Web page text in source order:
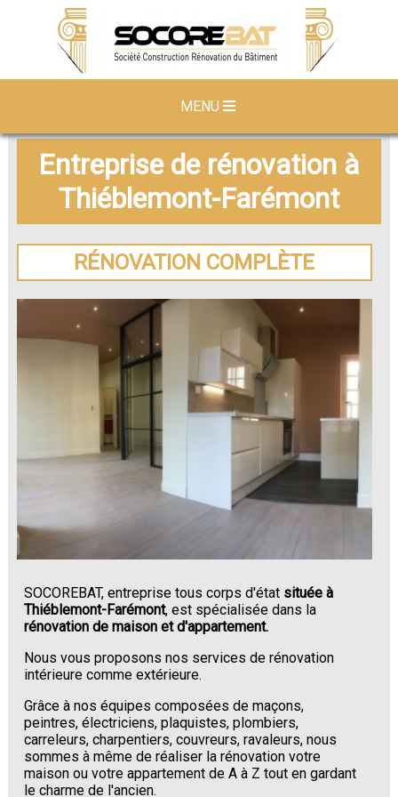
MENU
Entreprise de rénovation à
Thiéblemont-Farémont
RÉNOVATION COMPLÈTE
SOCOREBAT, entreprise tous corps d'état située à
Thiéblemont-Farémont, est spécialisée dans la
rénovation de maison et d'appartement.
Nous vous proposons nos services de rénovation
intérieure comme extérieure.
Grâce à nos équipes composées de maçons,
peintres, électriciens, plaquistes, plombiers,
carreleurs, charpentiers, couvreurs, ravaleurs, nous
sommes à même de réaliser la rénovation votre
maison ou votre appartement de A à Z tout en gardant
le charme de l'ancien.